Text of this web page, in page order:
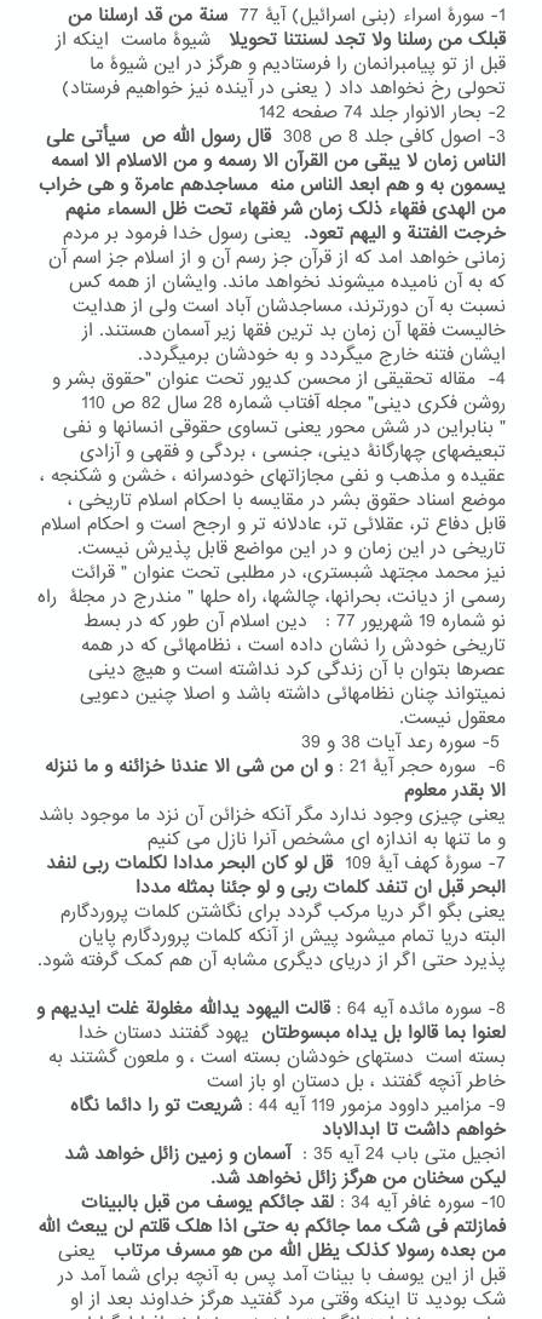
1- سورۀ اسراء (بنی اسرائیل) آیۀ 77
سنة من قد ارسلنا من
قبلک من رسلنا ولا تجد لسنتنا تحویلا
شیوۀ ماست اینکه از
قبل از تو پیامبرانمان را فرستادیم و هرگز در این شیوۀ ما
تحولی رخ نخواهد داد ( یعنی در آینده نیز خواهیم فرستاد)
2- بحار الانوار جلد 74 صفحه 142
3- اصول کافی جلد 8 ص 308
قال رسول الله ص سیأتی علی
الناس زمان لا یبقی من القرآن الا رسمه و من الاسلام الا اسمه
یسمون به و هم ابعد الناس منه مساجدهم عامرة و هی خراب
من الهدی فقهاء ذلک زمان شر فقهاء تحت ظل السماء منهم
خرجت الفتنة و الیهم تعود. یعنی رسول خدا فرمود بر مردم
زمانی خواهد امد که از قرآن جز رسم آن و از اسلام جز اسم آن
که به آن نامیده میشوند نخواهد ماند. وایشان از همه کس
نسبت به آن دورترند، مساجدشان آباد است ولی از هدایت
خالیست فقها آن زمان بد ترین فقها زیر آسمان هستند. از
ایشان فتنه خارج میگردد و به خودشان برمیگردد.
4- مقاله تحقیقی از محسن کدیور تحت عنوان "حقوق بشر و
روشن فکری دینی" مجله آفتاب شماره 28 سال 82 ص 110
" بنابراین در شش محور یعنی تساوی حقوقی انسانها و نفی
تبعیضهای چهارگانۀ دینی، جنسی ، بردگی و فقهی و آزادی
عقیده و مذهب و نفی مجازاتهای خودسرانه ، خشن و شکنجه ،
موضع اسناد حقوق بشر در مقایسه با احکام اسلام تاریخی ،
قابل دفاع تر، عقلائی تر، عادلانه تر و ارجح است و احکام اسلام
تاریخی در این زمان و در این مواضع قابل پذیرش نیست.
نیز محمد مجتهد شبستری، در مطلبی تحت عنوان " قرائت
رسمی از دیانت، بحرانها، چالشها، راه حلها " مندرج در مجلۀ راه
نو شماره 19 شهریور 77 : دین اسلام آن طور که در بسط
تاریخی خودش را نشان داده است ، نظامهائی که در همه
عصرها بتوان با آن زندگی کرد نداشته است و هیچ دینی
نمیتواند چنان نظامهائی داشته باشد و اصلا چنین دعویی
معقول نیست.
6- سوره حجر آیۀ 21 :
و ان من شی الا عندنا خزائنه و ما ننزله
الا بقدر معلوم
یعنی چیزی وجود ندارد مگر آنکه خزائن آن نزد ما موجود باشد
و ما تنها به اندازه ای مشخص آنرا نازل می کنیم
7- سورۀ کهف آیۀ 109
قل لو کان البحر مدادا لکلمات ربی لنفد
البحر قبل ان تنفد کلمات ربی و لو جئنا بمثله مددا
یعنی بگو اگر دریا مرکب گردد برای نگاشتن کلمات پروردگارم
البته دریا تمام میشود پیش از آنکه کلمات پروردگارم پایان
پذیرد حتی اگر از دریای دیگری مشابه آن هم کمک گرفته شود.
8- سوره مائده آیه 64 :
قالت الیهود یدالله مغلولة غلت ایدیهم و
لعنوا بما قالوا بل یداه مبسوطتان یهود گفتند دستان خدا
بسته است دستهای خودشان بسته است ، و ملعون گشتند به
خاطر آنچه گفتند ، بل دستان او باز است
9- مزامیر داوود مزمور 119 آیه 44 :
شریعت تو را دائما نگاه
خواهم داشت تا ابدالاباد
انجیل متی باب 24 آیه 35 :
آسمان و زمین زائل خواهد شد
لیکن سخنان من هرگز زائل نخواهد شد.
10- سوره غافر آیه 34 :
لقد جائکم یوسف من قبل بالبینات
فمازلتم فی شک مما جائکم به حتی اذا هلک قلتم لن یبعث الله
من بعده رسولا کذلک یظل الله من هو مسرف مرتاب یعنی
قبل از این یوسف با بینات آمد پس به آنچه برای شما آمد در
شک بودید تا اینکه وقتی مرد گفتید هرگز خداوند بعد از او